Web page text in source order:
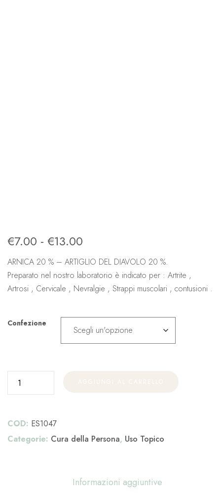
€7.00 - €13.00
ARNICA 20 % – ARTIGLIO DEL DIAVOLO 20 %.
Preparato nel nostro laboratorio è indicato per : Artrite ,
Artrosi , Cervicale , Nevralgie , Strappi muscolari , contusioni .
Confezione
COD: ES1047
Categorie: Cura della Persona, Uso Topico
Informazioni aggiuntive